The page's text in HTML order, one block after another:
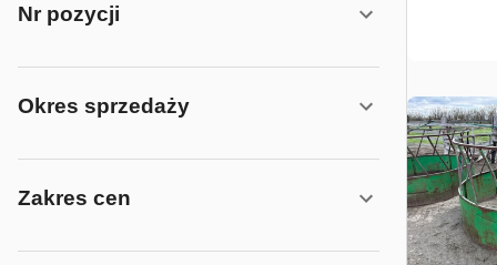
Nr pozycji
Okres sprzedaży
Zakres cen